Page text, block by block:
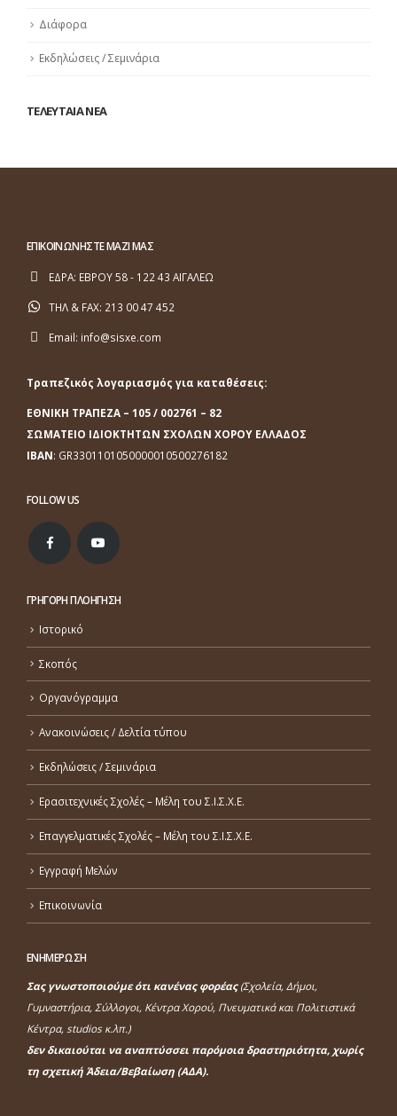
Διάφορα
Εκδηλώσεις / Σεμινάρια
ΤΕΛΕΥΤΑΙΑ ΝΕΑ
ΕΠΙΚΟΙΝΩΝΗΣΤΕ ΜΑΖΙ ΜΑΣ
ΕΔΡΑ: ΕΒΡΟΥ 58 - 122 43 ΑΙΓΑΛΕΩ
ΤΗΛ & FAX: 213 00 47 452
Email: info@sisxe.com
Τραπεζικός λογαριασμός για καταθέσεις:
ΕΘΝΙΚΗ ΤΡΑΠΕΖΑ – 105 / 002761 – 82
ΣΩΜΑΤΕΙΟ ΙΔΙΟΚΤΗΤΩΝ ΣΧΟΛΩΝ ΧΟΡΟΥ ΕΛΛΑΔΟΣ
ΙΒΑΝ: GR3301101050000010500276182
FOLLOW US
ΓΡΗΓΟΡΗ ΠΛΟΗΓΗΣΗ
Ιστορικό
Σκοπός
Οργανόγραμμα
Ανακοινώσεις / Δελτία τύπου
Εκδηλώσεις / Σεμινάρια
Ερασιτεχνικές Σχολές – Μέλη του Σ.Ι.Σ.Χ.Ε.
Επαγγελματικές Σχολές – Μέλη του Σ.Ι.Σ.Χ.Ε.
Εγγραφή Μελών
Επικοινωνία
ΕΝΗΜΕΡΩΣΗ
Σας γνωστοποιούμε ότι κανένας φορέας(Σχολεία, Δήμοι,
Γυμναστήρια, Σύλλογοι, Κέντρα Χορού, Πνευματικά και Πολιτιστικά
Κέντρα, studios κ.λπ.)
δεν δικαιούται να αναπτύσσει παρόμοια δραστηριότητα, χωρίς
τη σχετική Άδεια/Βεβαίωση (ΑΔΑ).